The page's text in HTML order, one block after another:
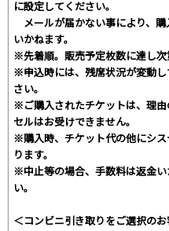
に設定してください。
メールが届かない事により、
いかねます。
※先着順。販売予定枚数に達し次
※申込時には、残席状況が変動
さい。
※ご購入されたチケットは、理
セルはお受けできません。
※購入時、チケット代の他にシ
ります。
※中止等の場合、手数料は返金
い。
＜コンビニ引き取りをご選択の